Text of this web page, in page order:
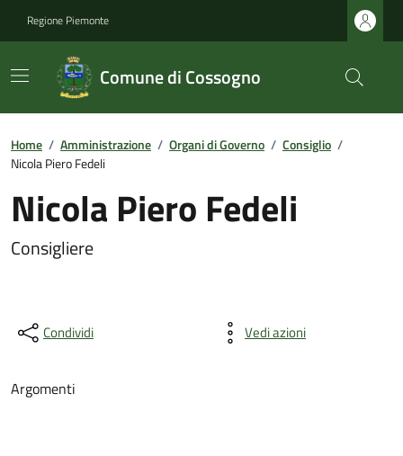
Regione Piemonte
Comune di Cossogno
Home / Amministrazione / Organi di Governo / Consiglio /
Nicola Piero Fedeli
Nicola Piero Fedeli
Consigliere
Condividi Vedi azioni
Argomenti